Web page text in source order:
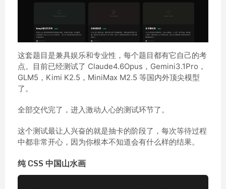
这套题目是兼具娱乐和专业性，每个题目都有它自己的考
点。目前已经测试了 Claude4.6Opus，Gemini3.1Pro，
GLM5，Kimi K2.5，MiniMax M2.5 等国内外顶尖模型
了。
全部交代完了，进入激动人心的测试环节了。
这个测试最让人兴奋的就是抽卡的阶段了，每次等待过程
中都非常开心，因为你根本不知道会有什么样的结果。
纯 CSS 中国山水画